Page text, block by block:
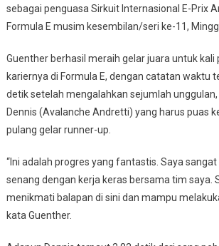
Kembali
Jadi
Formula
E
Jakarta
sebagai penguasa Sirkuit Internasional E-Prix
Formula E musim kesembilan/seri ke-11,
Guenther berhasil meraih gelar juara untuk
kariernya di Formula E, dengan catatan waktu
detik setelah mengalahkan sejumlah
Dennis (Avalanche Andretti) yang harus puas
pulang gelar runner-up.
“Ini adalah progres yang fantastis. Saya
senang dengan kerja keras bersama tim saya.
menikmati balapan di sini dan mampu
kata Guenther.